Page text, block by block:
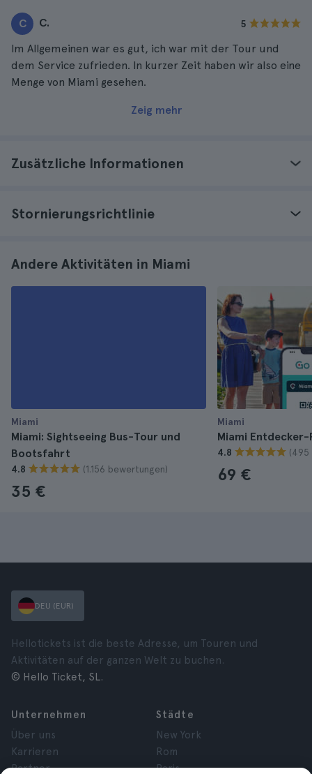
C C. 5
Im Allgemeinen war es gut, ich war mit der Tour und
dem Service zufrieden. In kurzer Zeit haben wir also eine
Menge von Miami gesehen.
Zeig mehr
Zusätzliche Informationen
Stornierungsrichtlinie
Andere Aktivitäten in Miami
Miami
Miami: Sightseeing Bus-Tour und
Bootsfahrt
4.8 (1.156 bewertungen)
35 €
Miami
Miami Entdecker-
4.8 (495
69 €
DEU (EUR)
Hellotickets ist die beste Adresse, um Touren und
Aktivitäten auf der ganzen Welt zu buchen.
© Hello Ticket, SL.
Unternehmen
Über uns
Karrieren
Partner
Städte
New York
Rom
Paris